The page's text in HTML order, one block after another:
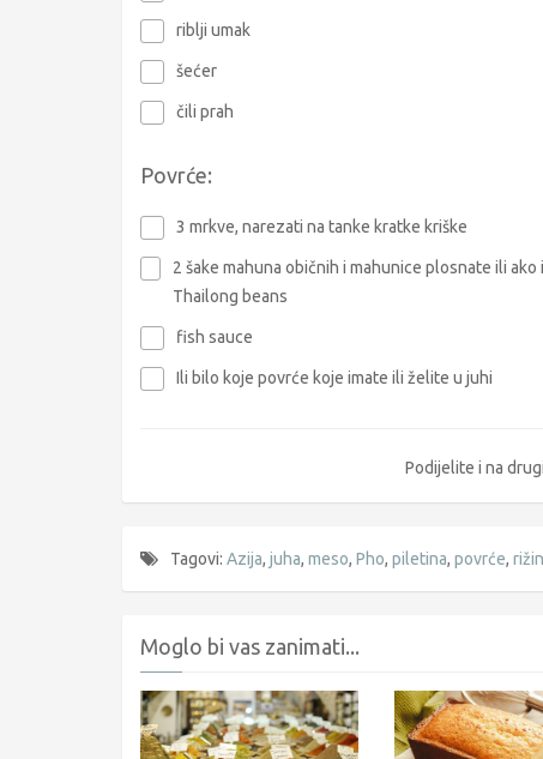
riblji umak
šećer
čili prah
Povrće:
3 mrkve, narezati na tanke kratke kriške
2 šake mahuna običnih i mahunice plosnate ili ako
Thailong beans
fish sauce
Ili bilo koje povrće koje imate ili želite u juhi
Podijelite i na
Tagovi: Azija, juha, meso, Pho, piletina, povrće,
Moglo bi vas zanimati...